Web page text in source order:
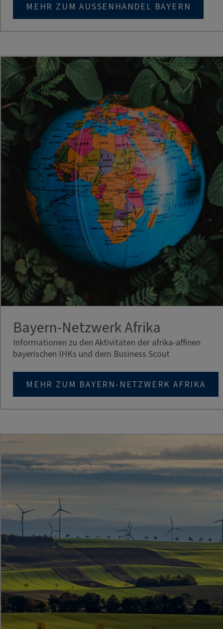
MEHR ZUM AUSSENHANDEL BAYERN
Bayern-Netzwerk Afrika
Informationen zu den Aktivitäten der afrika-affinen
bayerischen IHKs und dem Business Scout
MEHR ZUM BAYERN-NETZWERK AFRIKA